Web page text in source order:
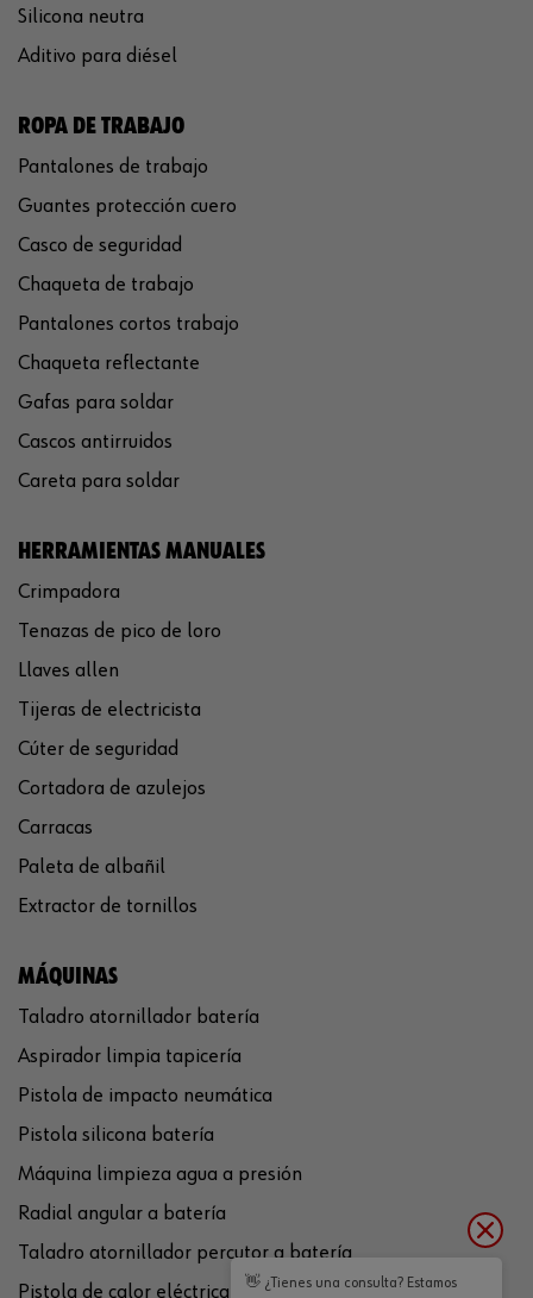
Silicona neutra
Aditivo para diésel
ROPA DE TRABAJO
Pantalones de trabajo
Guantes protección cuero
Casco de seguridad
Chaqueta de trabajo
Pantalones cortos trabajo
Chaqueta reflectante
Gafas para soldar
Cascos antirruidos
Careta para soldar
HERRAMIENTAS MANUALES
Crimpadora
Tenazas de pico de loro
Llaves allen
Tijeras de electricista
Cúter de seguridad
Cortadora de azulejos
Carracas
Paleta de albañil
Extractor de tornillos
MÁQUINAS
Taladro atornillador batería
Aspirador limpia tapicería
Pistola de impacto neumática
Pistola silicona batería
Máquina limpieza agua a presión
Radial angular a batería
Taladro atornillador percutor a batería
Pistola de calor eléctrica
👋 ¿Tienes una consulta? Estamos